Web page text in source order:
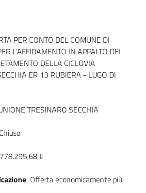
PER CONTO DEL COMUNE DI
L’AFFIDAMENTO IN APPALTO DEI
DELLA CICLOVIA
ER 13 RUBIERA - LUGO DI
TRESINARO SECCHIA
Chiuso
778.295,68 €
Offerta economicamente più